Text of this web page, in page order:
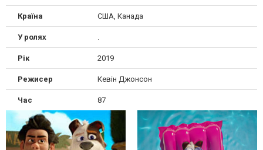
Країна США, Канада
У ролях
Рік 2019
Режисер Кевін Джонсон
Час 87